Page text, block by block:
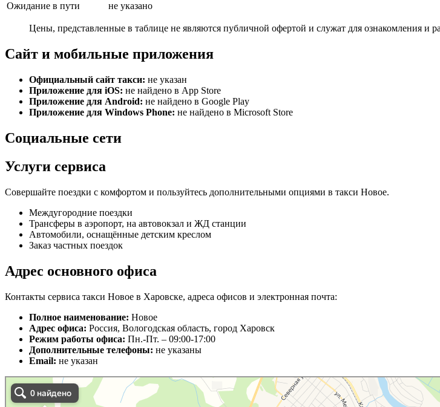
Ожидание в пути
не указано
Цены, представленные в таблице не являются публичной офертой и служат для ознакомления и
Сайт и мобильные приложения
Официальный сайт такси: не указан
Приложение для iOS: не найдено в App Store
Приложение для Android: не найдено в Google Play
Приложение для Windows Phone: не найдено в Microsoft Store
Социальные сети
Услуги сервиса
Совершайте поездки с комфортом и пользуйтесь дополнительными опциями в такси Новое.
Междугородние поездки
Трансферы в аэропорт, на автовокзал и ЖД станции
Автомобили, оснащённые детским креслом
Заказ частных поездок
Адрес основного офиса
Контакты сервиса такси Новое в Харовске, адреса офисов и электронная почта:
Полное наименование: Новое
Адрес офиса: Россия, Вологодская область, город Харовск
Режим работы офиса: Пн.-Пт. – 09:00-17:00
Дополнительные телефоны: не указаны
Email: не указан